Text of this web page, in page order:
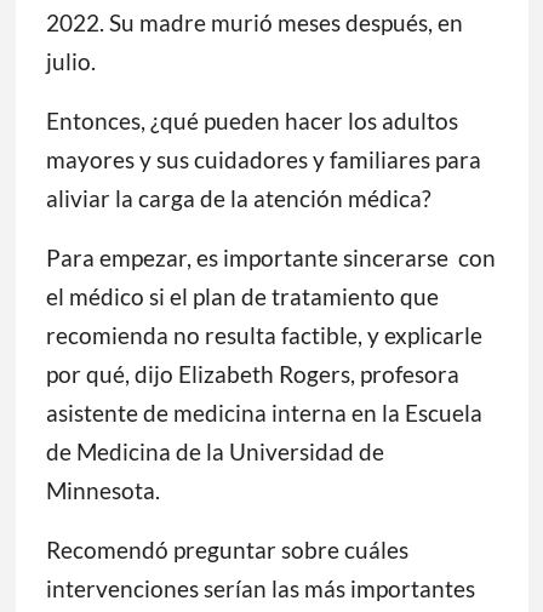
2022. Su madre murió meses después, en
julio.
Entonces, ¿qué pueden hacer los adultos
mayores y sus cuidadores y familiares para
aliviar la carga de la atención médica?
Para empezar, es importante sincerarse con
el médico si el plan de tratamiento que
recomienda no resulta factible, y explicarle
por qué, dijo Elizabeth Rogers, profesora
asistente de medicina interna en la Escuela
de Medicina de la Universidad de
Minnesota.
Recomendó preguntar sobre cuáles
intervenciones serían las más importantes